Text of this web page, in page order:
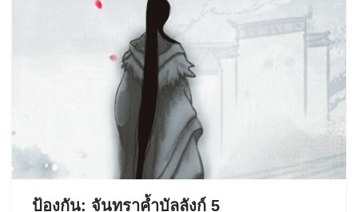
ป้องกัน: จันทราค้ำบัลลังก์ 5